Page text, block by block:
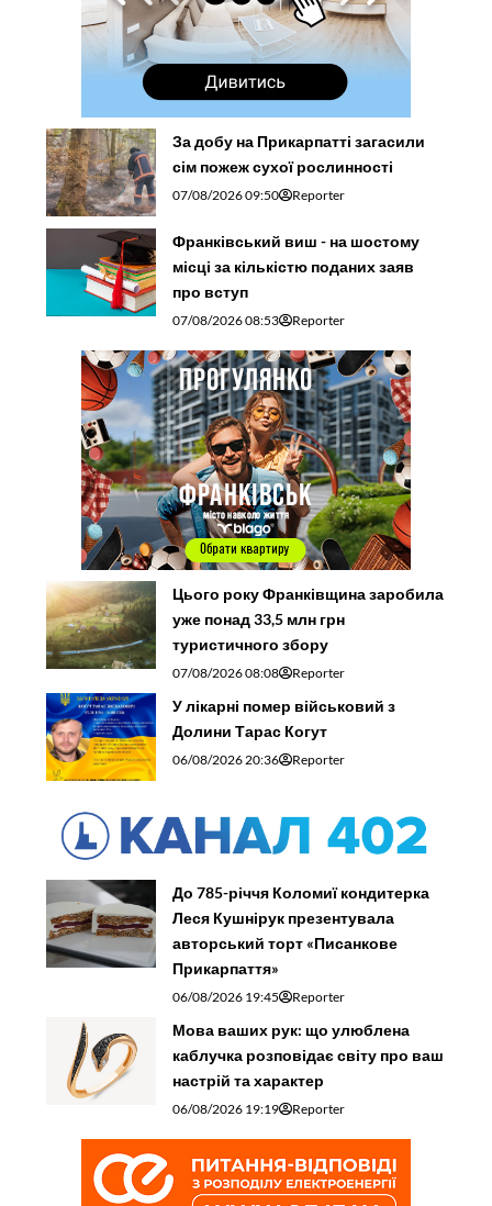
За добу на Прикарпатті загасили
сім пожеж сухої рослинності
07/08/2026 09:50 Reporter
Франківський виш - на шостому
місці за кількістю поданих заяв
про вступ
07/08/2026 08:53 Reporter
Цього року Франківщина заробила
уже понад 33,5 млн грн
туристичного збору
07/08/2026 08:08 Reporter
У лікарні помер військовий з
Долини Тарас Когут
06/08/2026 20:36 Reporter
До 785-річчя Коломиї кондитерка
Леся Кушнірук презентувала
авторський торт «Писанкове
Прикарпаття»
06/08/2026 19:45 Reporter
Мова ваших рук: що улюблена
каблучка розповідає світу про ваш
настрій та характер
06/08/2026 19:19 Reporter